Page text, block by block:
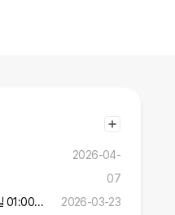
2026-04-
07
홈페이지 임시 점검 안내 (2026년 3월 24일 01:00 ~ 02:00)
2026-03-23